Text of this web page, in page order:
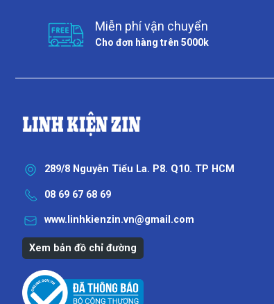
Miễn phí vận chuyển
Cho đơn hàng trên 5000k
289/8 Nguyễn Tiểu La. P8. Q10. TP HCM
08 69 67 68 69
www.linhkienzin.vn@gmail.com
Xem bản đồ chỉ đường